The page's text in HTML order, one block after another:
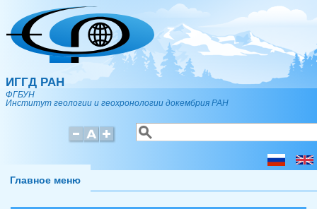
Перейти к основному содержанию
ИГГД РАН
ФГБУН
Институт геологии и геохронологии докембрия РАН
Форма поиска
Поиск
Главное меню